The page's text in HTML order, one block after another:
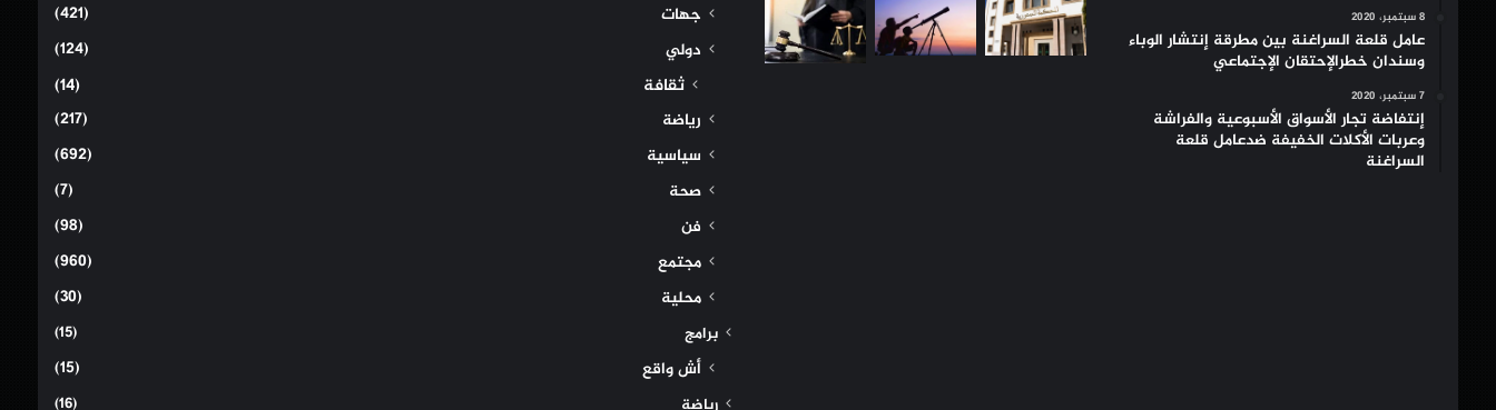
8 سبتمبر، 2020
عامل قلعة السراغنة بين مطرقة إنتشار الوباء
وسندان خطرالإحتقان الإجتماعي
7 سبتمبر، 2020
إنتفاضة تجار الأسواق الأسبوعية والفراشة
وعربات الأكلات الخفيفة ضدعامل قلعة
السراغنة
جهات
(421)
دولي
(124)
ثقافة (14)
رياضة
(217)
سياسية
(692)
صحة
(7)
فن
(98)
مجتمع
(960)
محلية
(30)
برامج (15)
أش واقع (15)
(16)